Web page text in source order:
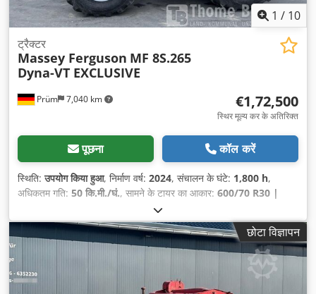
1 / 10
Prüm 7,040 km
ट्रैक्टर
Massey Ferguson MF 8S.265
Dyna-VT EXCLUSIVE
€1,72,500
स्थिर मूल्य कर के अतिरिक्त
पूछना कॉल करें
स्थिति:उपयोग किया हुआ, निर्माण वर्ष: 2024, संचालन के घंटे: 1,800 h,
अधिकतम गति: 50 कि.मी./घं., सामने के टायर का आकार: 600/70 R30 |
710/70 R42 | 0%
R42, बिस्तरों की संख्या:43,
छोटा विज्ञापन